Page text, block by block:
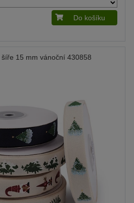
Do košíku
15 mm vánoční 430858